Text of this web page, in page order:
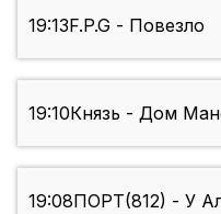
19:13F.P.G - Повезло
19:10Князь - Дом
19:08ПОРТ(812) - У